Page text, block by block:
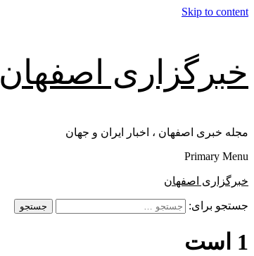
Skip to content
خبرگزاری اصفهان
مجله خبری اصفهان ، اخبار ایران و جهان
Primary Menu
خبرگزاری اصفهان
جستجو برای:
1 است